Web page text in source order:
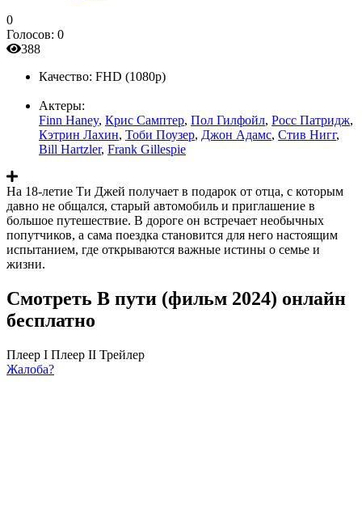
0
Голосов: 0
388
Качество: FHD (1080p)
Актеры:
Finn Haney, Крис Самптер, Пол Гилфойл, Росс Патридж,
Кэтрин Лахин, Тоби Поузер, Джон Адамс, Стив Нигг,
Bill Hartzler, Frank Gillespie
На 18-летие Ти Джей получает в подарок от отца, с которым
давно не общался, старый автомобиль и приглашение в
большое путешествие. В дороге он встречает необычных
попутчиков, а сама поездка становится для него настоящим
испытанием, где открываются важные истины о семье и
жизни.
Смотреть В пути (фильм 2024) онлайн
бесплатно
Плеер I Плеер II Трейлер
Жалоба?